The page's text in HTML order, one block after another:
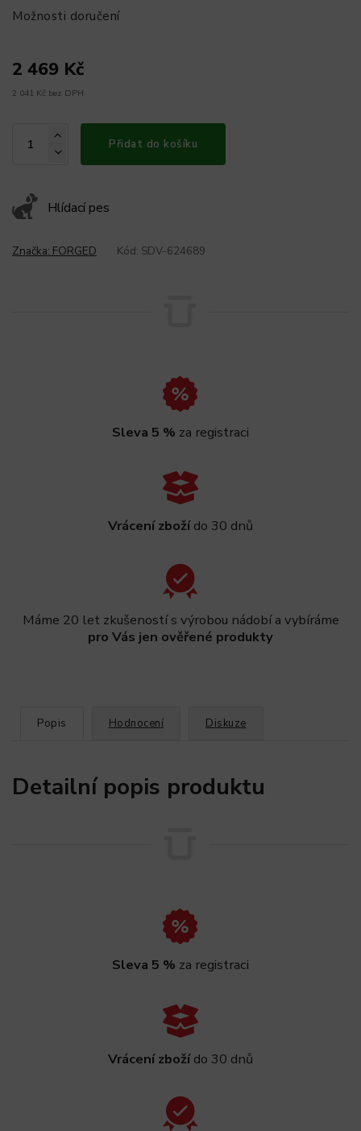
Možnosti doručení
2 469 Kč
2 041 Kč bez DPH
Přidat do košíku
Hlídací pes
Značka: FORGED Kód: SDV-624689
Sleva 5 % za registraci
Vrácení zbožído 30 dnů
Máme 20 let zkušeností s výrobou nádobí a vybíráme
pro Vás jen ověřené produkty
Popis Hodnocení Diskuze
Detailní popis produktu
Sleva 5 % za registraci
Vrácení zbožído 30 dnů